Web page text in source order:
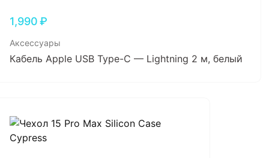
1,990₽
Аксессуары
Кабель Apple USB Type-C — Lightning 2 м, белый